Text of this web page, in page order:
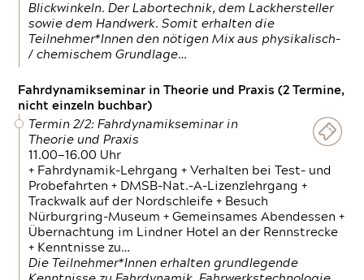
Blickwinkeln. Der Labortechnik, dem Lackhersteller
sowie dem Handwerk. Somit erhalten die
Teilnehmer*Innen den nötigen Mix aus physikalisch-
/ chemischem Grundlage…
Fahrdynamikseminar in Theorie und Praxis (2 Termine,
nicht einzeln buchbar)
Termin 2/2: Fahrdynamikseminar in
Theorie und Praxis
11.00—16.00 Uhr
+ Fahrdynamik-Lehrgang + Verhalten bei Test- und
Probefahrten + DMSB-Nat.-A-Lizenzlehrgang +
Trackwalk auf der Nordschleife + Besuch
Nürburgring-Museum + Gemeinsames Abendessen +
Übernachtung im Lindner Hotel an der Rennstrecke
+ Kenntnisse zu…
Die Teilnehmer*Innen erhalten grundlegende